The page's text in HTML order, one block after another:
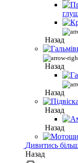
Назад
Назад
Назад
Назад
Назад
Дивитись
Назад